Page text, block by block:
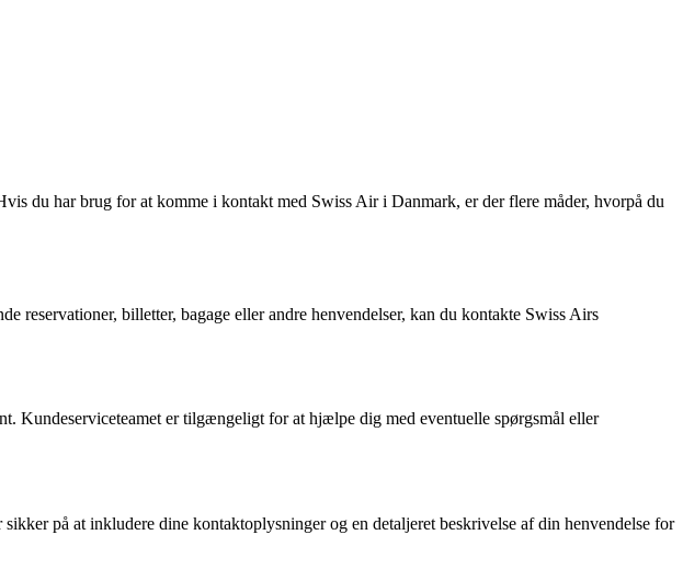
du har brug for at komme i kontakt med Swiss Air i Danmark, er der flere måder, hvorpå du
billetter, bagage eller andre henvendelser, kan du kontakte Swiss Airs
Kundeserviceteamet er tilgængeligt for at hjælpe dig med eventuelle spørgsmål eller
på at inkludere dine kontaktoplysninger og en detaljeret beskrivelse af din henvendelse for